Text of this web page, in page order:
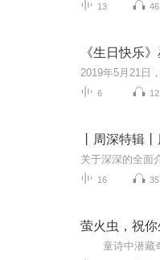
13
《生日快乐
6
16
萤火虫，祝